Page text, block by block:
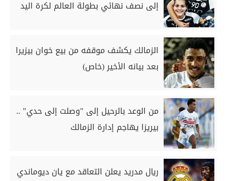
إلى نصف نهائي بطولة العالم لكرة اليد
الزمالك يكشف موقفه من بيع خوان بيزيرا
بعد بيانه الأخير (خاص)
من الوعد بالرحيل إلى "وصلت إلى حدي" ..
بيريزا يهاجم إدارة الزمالك
ريال مدريد يعلن التعاقد مع يان ديوماندي